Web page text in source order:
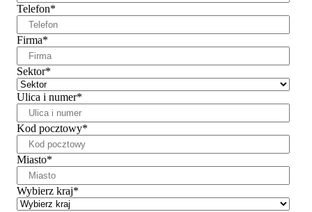
Telefon*
Firma*
Sektor*
Ulica i numer*
Kod pocztowy*
Miasto*
Wybierz kraj*